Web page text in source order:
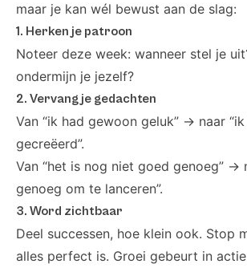
maar je kan wél bewust aan de slag:
1. Herken je patroon
Noteer deze week: wanneer stel je
ondermijn je jezelf?
2. Vervang je gedachten
Van “ik had gewoon geluk” → naar
gecreëerd”.
Van “het is nog niet goed genoeg” →
genoeg om te lanceren”.
3. Word zichtbaar
Deel successen, hoe klein ook. Stop
alles perfect is. Groei gebeurt in